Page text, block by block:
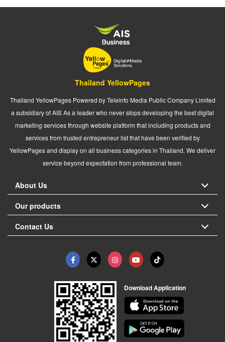
Thailand YellowPages
Thailand YellowPages Powered by Teleinfo Media Public Company Limited
a subsidiary of AIS As a leader who never stops developing the best digital
marketing services through website platform that including products and
services from trusted entrepreneur list that have been verified by
YellowPages and display on all business categories in Thailand. We deliver
service beyond expectation from professional team.
About Us
Our products
Contact Us
Download Application